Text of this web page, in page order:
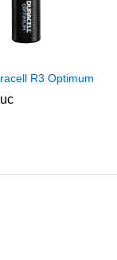
R3 Optimum